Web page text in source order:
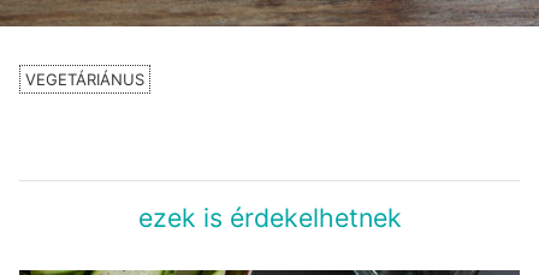
VEGETÁRIÁNUS
ezek is érdekelhetnek